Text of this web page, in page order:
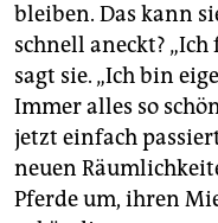
bleiben. Das kann
schnell aneckt?
sagt sie. „Ich bin
Immer alles so
jetzt einfach
neuen
Pferde um, ihren